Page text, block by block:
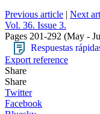
Previous article | Next
Vol. 36. Issue 3.
Pages 201-292 (May -
Respuestas
Export reference
Share
Share
Twitter
Facebook